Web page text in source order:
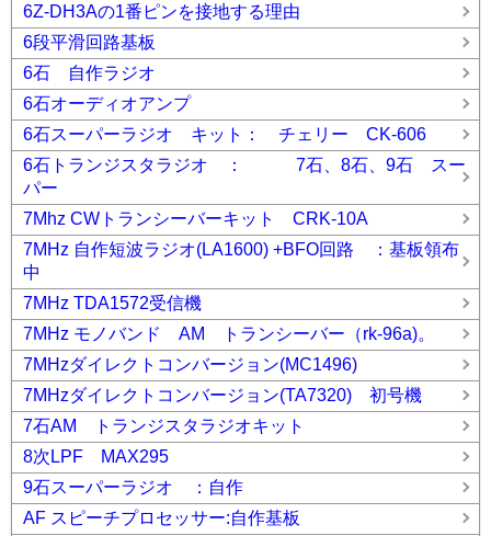
6Z-DH3Aの1番ピンを接地する理由
6段平滑回路基板
6石 自作ラジオ
6石オーディオアンプ
6石スーパーラジオ キット： チェリー CK-606
6石トランジスタラジオ ： 7石、8石、9石 スー
パー
7Mhz CWトランシーバーキット CRK-10A
7MHz 自作短波ラジオ(LA1600) +BFO回路 ：基板領布
中
7MHz TDA1572受信機
7MHz モノバンド AM トランシーバー（rk-96a)。
7MHzダイレクトコンバージョン(MC1496)
7MHzダイレクトコンバージョン(TA7320) 初号機
7石AM トランジスタラジオキット
8次LPF MAX295
9石スーパーラジオ ：自作
AF スピーチプロセッサー:自作基板